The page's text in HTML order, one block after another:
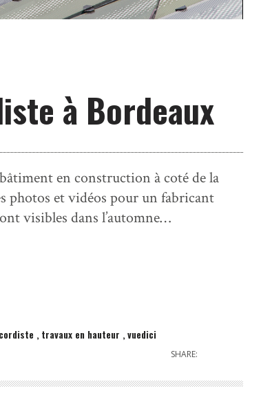
à Bordeaux
en construction à coté de la
photos et vidéos pour un fabricant
visibles dans l’automne…
travaux en hauteur vuedici
SHARE: